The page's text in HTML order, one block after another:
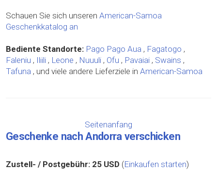
Schauen Sie sich unseren American-Samoa
Geschenkkatalog an
Bediente Standorte: Pago Pago Aua , Fagatogo ,
Faleniu , Iliili , Leone , Nuuuli , Ofu , Pavaiai , Swains ,
Tafuna , und viele andere Lieferziele in American-Samoa
Seitenanfang
Geschenke nach Andorra verschicken
Zustell- / Postgebühr: 25 USD (Einkaufen starten)